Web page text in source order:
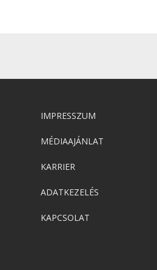
IMPRESSZUM
MÉDIAAJÁNLAT
KARRIER
ADATKEZELÉS
KAPCSOLAT